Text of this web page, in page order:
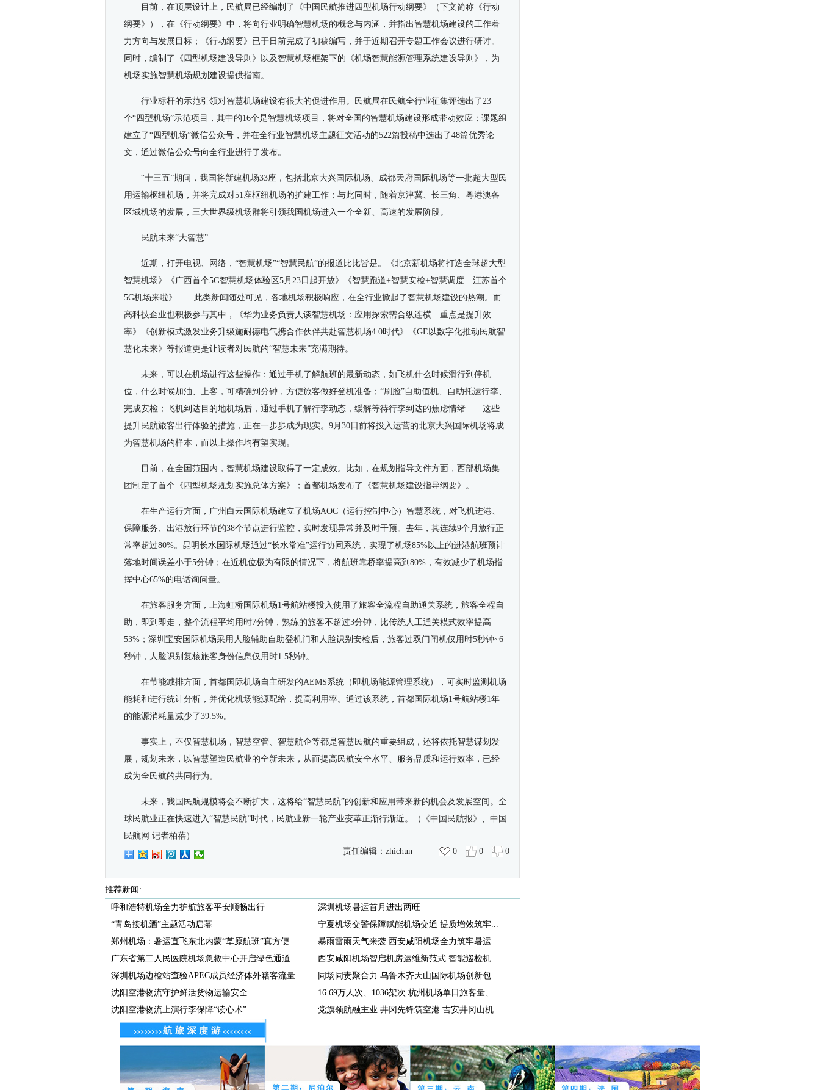
目前，在顶层设计上，民航局已经编制了《中国民航推进四型机场行动纲要》（下文简称《行动
纲要》），在《行动纲要》中，将向行业明确智慧机场的概念与内涵，并指出智慧机场建设的工作着
力方向与发展目标；《行动纲要》已于日前完成了初稿编写，并于近期召开专题工作会议进行研讨。
同时，编制了《四型机场建设导则》以及智慧机场框架下的《机场智慧能源管理系统建设导则》，为
机场实施智慧机场规划建设提供指南。
行业标杆的示范引领对智慧机场建设有很大的促进作用。民航局在民航全行业征集评选出了23
个“四型机场”示范项目，其中的16个是智慧机场项目，将对全国的智慧机场建设形成带动效应；课题组
建立了“四型机场”微信公众号，并在全行业智慧机场主题征文活动的522篇投稿中选出了48篇优秀论
文，通过微信公众号向全行业进行了发布。
“十三五”期间，我国将新建机场33座，包括北京大兴国际机场、成都天府国际机场等一批超大型民
用运输枢纽机场，并将完成对51座枢纽机场的扩建工作；与此同时，随着京津冀、长三角、粤港澳各
区域机场的发展，三大世界级机场群将引领我国机场进入一个全新、高速的发展阶段。
民航未来“大智慧”
近期，打开电视、网络，“智慧机场”“智慧民航”的报道比比皆是。《北京新机场将打造全球超大型
智慧机场》《广西首个5G智慧机场体验区5月23日起开放》《智慧跑道+智慧安检+智慧调度 江苏首个
5G机场来啦》……此类新闻随处可见，各地机场积极响应，在全行业掀起了智慧机场建设的热潮。而
高科技企业也积极参与其中，《华为业务负责人谈智慧机场：应用探索需合纵连横 重点是提升效
率》《创新模式激发业务升级施耐德电气携合作伙伴共赴智慧机场4.0时代》《GE以数字化推动民航智
慧化未来》等报道更是让读者对民航的“智慧未来”充满期待。
未来，可以在机场进行这些操作：通过手机了解航班的最新动态，如飞机什么时候滑行到停机
位，什么时候加油、上客，可精确到分钟，方便旅客做好登机准备；“刷脸”自助值机、自助托运行李、
完成安检；飞机到达目的地机场后，通过手机了解行李动态，缓解等待行李到达的焦虑情绪……这些
提升民航旅客出行体验的措施，正在一步步成为现实。9月30日前将投入运营的北京大兴国际机场将成
为智慧机场的样本，而以上操作均有望实现。
目前，在全国范围内，智慧机场建设取得了一定成效。比如，在规划指导文件方面，西部机场集
团制定了首个《四型机场规划实施总体方案》；首都机场发布了《智慧机场建设指导纲要》。
在生产运行方面，广州白云国际机场建立了机场AOC（运行控制中心）智慧系统，对飞机进港、
保障服务、出港放行环节的38个节点进行监控，实时发现异常并及时干预。去年，其连续9个月放行正
常率超过80%。昆明长水国际机场通过“长水常准”运行协同系统，实现了机场85%以上的进港航班预计
落地时间误差小于5分钟；在近机位极为有限的情况下，将航班靠桥率提高到80%，有效减少了机场指
挥中心65%的电话询问量。
在旅客服务方面，上海虹桥国际机场1号航站楼投入使用了旅客全流程自助通关系统，旅客全程自
助，即到即走，整个流程平均用时7分钟，熟练的旅客不超过3分钟，比传统人工通关模式效率提高
53%；深圳宝安国际机场采用人脸辅助自助登机门和人脸识别安检后，旅客过双门闸机仅用时5秒钟~6
秒钟，人脸识别复核旅客身份信息仅用时1.5秒钟。
在节能减排方面，首都国际机场自主研发的AEMS系统（即机场能源管理系统），可实时监测机场
能耗和进行统计分析，并优化机场能源配给，提高利用率。通过该系统，首都国际机场1号航站楼1年
的能源消耗量减少了39.5%。
事实上，不仅智慧机场，智慧空管、智慧航企等都是智慧民航的重要组成，还将依托智慧谋划发
展，规划未来，以智慧塑造民航业的全新未来，从而提高民航安全水平、服务品质和运行效率，已经
成为全民航的共同行为。
未来，我国民航规模将会不断扩大，这将给“智慧民航”的创新和应用带来新的机会及发展空间。全
球民航业正在快速进入“智慧民航”时代，民航业新一轮产业变革正渐行渐近。（《中国民航报》、中国
民航网 记者柏蓓）
责任编辑： zhichun 0 0 0
推荐新闻:
呼和浩特机场全力护航旅客平安顺畅出行
“青岛接机酒”主题活动启幕
郑州机场：暑运直飞东北内蒙“草原航班”真方便
广东省第二人民医院机场急救中心开启绿色通道...
深圳机场边检站查验APEC成员经济体外籍客流量...
沈阳空港物流守护鲜活货物运输安全
沈阳空港物流上演行李保障“读心术”
深圳机场暑运首月进出两旺
宁夏机场交警保障赋能机场交通 提质增效筑牢...
暴雨雷雨天气来袭 西安咸阳机场全力筑牢暑运...
西安咸阳机场智启机房运维新范式 智能巡检机...
同场同责聚合力 乌鲁木齐天山国际机场创新包...
16.69万人次、1036架次 杭州机场单日旅客量、...
党旗领航融主业 井冈先锋筑空港 吉安井冈山机...